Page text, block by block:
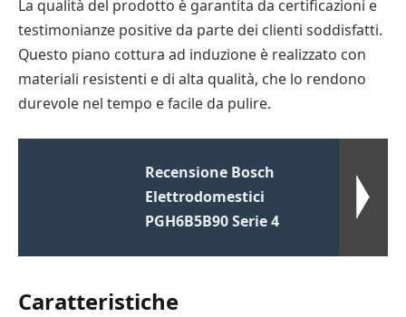
La qualità del prodotto è garantita da certificazioni e
testimonianze positive da parte dei clienti soddisfatti.
Questo piano cottura ad induzione è realizzato con
materiali resistenti e di alta qualità, che lo rendono
durevole nel tempo e facile da pulire.
Recensione Bosch
Elettrodomestici
PGH6B5B90 Serie 4
Caratteristiche